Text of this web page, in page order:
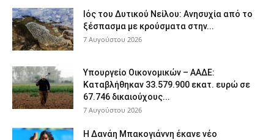
Ιός του Δυτικού Νείλου: Ανησυχία από το
ξέσπασμα με κρούσματα στην...
7 Αυγούστου 2026
Υπουργείο Οικονομικών – ΑΑΔΕ:
Καταβλήθηκαν 33.579.900 εκατ. ευρώ σε
67.746 δικαιούχους...
7 Αυγούστου 2026
Η Δανάη Μπακογιάννη έκανε νέο